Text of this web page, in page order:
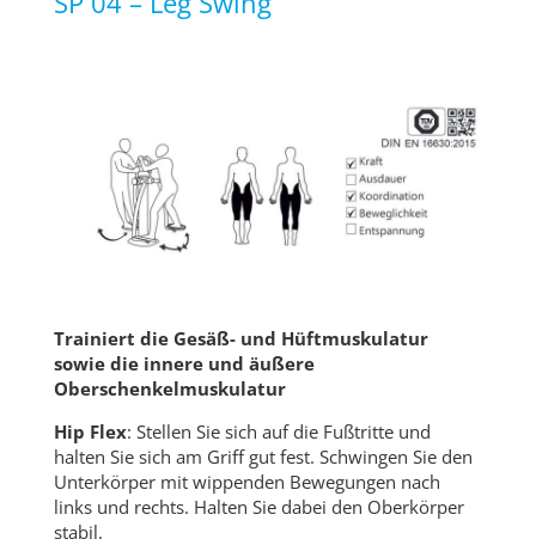
Trainiert die Gesäß- und Hüftmuskulatur
sowie die innere und äußere
Oberschenkelmuskulatur
Hip Flex: Stellen Sie sich auf die Fußtritte und
halten Sie sich am Griff gut fest. Schwingen Sie den
Unterkörper mit wippenden Bewegungen nach
links und rechts. Halten Sie dabei den Oberkörper
stabil.